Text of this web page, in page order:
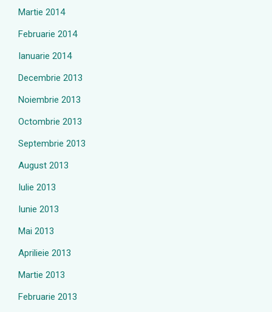
Martie 2014
Februarie 2014
Ianuarie 2014
Decembrie 2013
Noiembrie 2013
Octombrie 2013
Septembrie 2013
August 2013
Iulie 2013
Iunie 2013
Mai 2013
Aprilieie 2013
Martie 2013
Februarie 2013